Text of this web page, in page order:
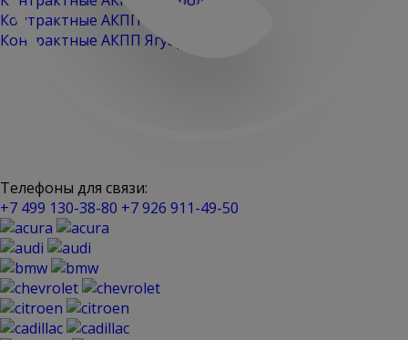
Контрактные АКПП Шкода
Контрактные АКПП Ягуар
Телефоны для связи:
+7 499 130-38-80 +7 926 911-49-50